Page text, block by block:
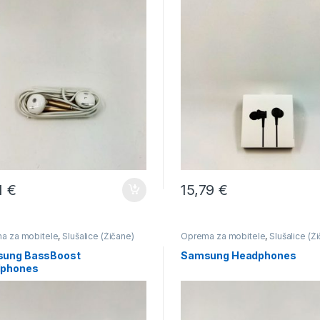
€ 15,79€
za mobitele, Slušalice (Žičane)
BassBoost
Oprema za mobitele, Slušalice
Samsung Headphones